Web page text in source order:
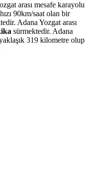
arası mesafe karayolu
90km/saat olan bir
Adana Yozgat arası
sürmektedir. Adana
319 kilometre olup